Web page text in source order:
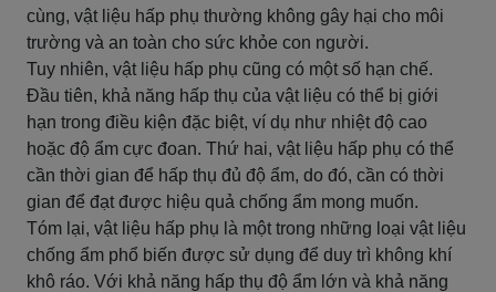
cùng, vật liệu hấp phụ thường không gây hại cho môi
trường và an toàn cho sức khỏe con người.
Tuy nhiên, vật liệu hấp phụ cũng có một số hạn chế.
Đầu tiên, khả năng hấp thụ của vật liệu có thể bị giới
hạn trong điều kiện đặc biệt, ví dụ như nhiệt độ cao
hoặc độ ẩm cực đoan. Thứ hai, vật liệu hấp phụ có thể
cần thời gian để hấp thụ đủ độ ẩm, do đó, cần có thời
gian để đạt được hiệu quả chống ẩm mong muốn.
Tóm lại, vật liệu hấp phụ là một trong những loại vật liệu
chống ẩm phổ biến được sử dụng để duy trì không khí
khô ráo. Với khả năng hấp thụ độ ẩm lớn và khả năng